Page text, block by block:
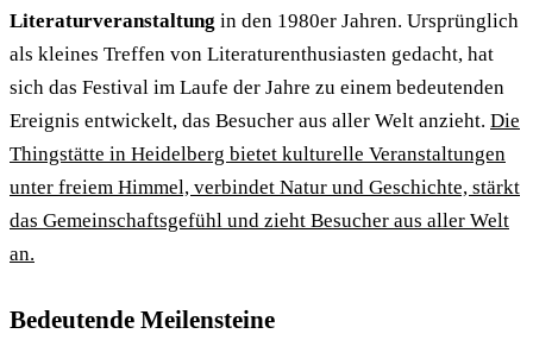
Literaturveranstaltung in den 1980er Jahren. Ursprünglich
als kleines Treffen von Literaturenthusiasten gedacht, hat
sich das Festival im Laufe der Jahre zu einem bedeutenden
Ereignis entwickelt, das Besucher aus aller Welt anzieht. Die
Thingstätte in Heidelberg bietet kulturelle Veranstaltungen
unter freiem Himmel, verbindet Natur und Geschichte, stärkt
das Gemeinschaftsgefühl und zieht Besucher aus aller Welt
an.
Bedeutende Meilensteine